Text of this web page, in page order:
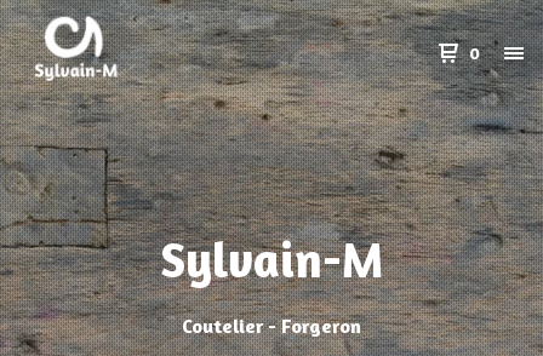
0
Sylvain-M
Coutelier - Forgeron